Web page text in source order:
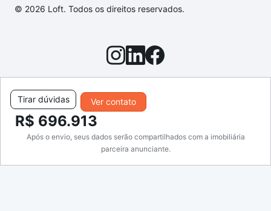
Ver contato
Tirar dúvidas
R$ 696.913
Após o envio, seus dados serão compartilhados com a imobiliária
parceira anunciante.
© 2026 Loft. Todos os direitos reservados.